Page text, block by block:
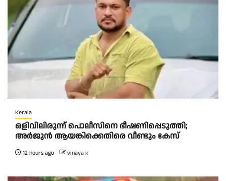
Kerala
ഒളിവിലിരുന്ന് പൊലീസിനെ ഭീഷണിപ്പെടുത്തി;
അർജുൻ ആയങ്കിക്കെതിരെ വീണ്ടും കേസ്
12 hours ago vinaya k